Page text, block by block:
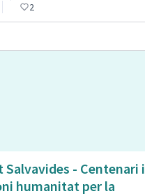
2
Salvavides - Centenari i
humanitat per la